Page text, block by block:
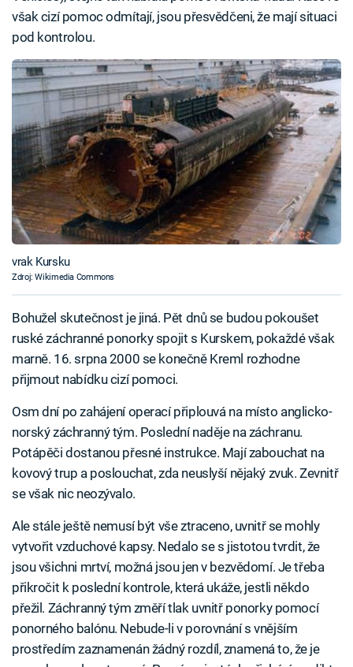
však cizí pomoc odmítají, jsou přesvědčeni, že mají situaci
pod kontrolou.
vrak Kursku
Zdroj: Wikimedia Commons
Bohužel skutečnost je jiná. Pět dnů se budou pokoušet
ruské záchranné ponorky spojit s Kurskem, pokaždé však
marně. 16. srpna 2000 se konečně Kreml rozhodne
přijmout nabídku cizí pomoci.
Osm dní po zahájení operací připlouvá na místo anglicko-
norský záchranný tým. Poslední naděje na záchranu.
Potápěči dostanou přesné instrukce. Mají zabouchat na
kovový trup a poslouchat, zda neuslyší nějaký zvuk. Zevnitř
se však nic neozývalo.
Ale stále ještě nemusí být vše ztraceno, uvnitř se mohly
vytvořit vzduchové kapsy. Nedalo se s jistotou tvrdit, že
jsou všichni mrtví, možná jsou jen v bezvědomí. Je třeba
přikročit k poslední kontrole, která ukáže, jestli někdo
přežil. Záchranný tým změří tlak uvnitř ponorky pomocí
ponorného balónu. Nebude-li v porovnání s vnějším
prostředím zaznamenán žádný rozdíl, znamená to, že je